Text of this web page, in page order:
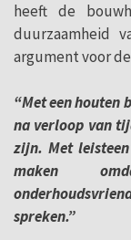
heeft de
duurzaamheid
argument voor
“Met een houten
na verloop van
zijn. Met
maken
spreken.”